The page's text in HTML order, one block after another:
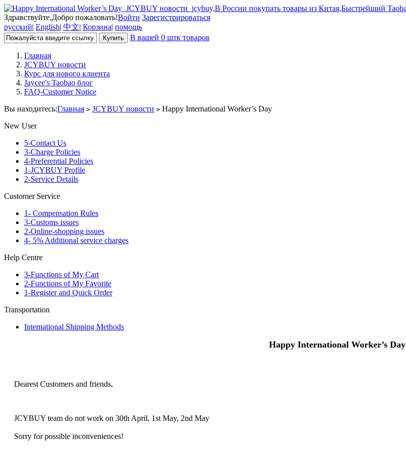
Здравствуйте,Добро пожаловать!Войти Зарегистрироваться
русский| English| 中文| Корзина| помощь
В вашей 0 штк товаров
Главная
JCYBUY новости
Курс для нового клиента
Jaycee's Taobao блог
FAQ-Customer Notice
Вы находитесь:Главная > JCYBUY новости > Happy International Worker’s Day
New User
5-Contact Us
3-Charge Policies
4-Preferential Policies
1-JCYBUY Profile
2-Service Details
Customer Service
1- Compensation Rules
3-Customs issues
2-Online-shopping issues
4- 5% Additional service charges
Help Centre
3-Functions of My Cart
2-Functions of My Favorite
1-Register and Quick Order
Transportation
International Shipping Methods
Happy International Worker’s Day
Dearest Customers and friends,
JCYBUY team do not work on 30th April, 1st May, 2nd May
Sorry for possible inconveniences!